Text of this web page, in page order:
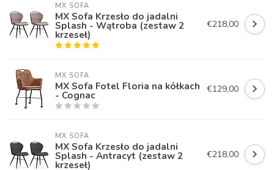
MX SOFA
MX Sofa Krzesło do jadalni
Splash - Wątroba (zestaw 2
krzeseł)
€218,00
MX SOFA
MX Sofa Fotel Floria na kółkach
- Cognac €129,00
MX SOFA
MX Sofa Krzesło do jadalni
Splash - Antracyt (zestaw 2
krzeseł)
€218,00